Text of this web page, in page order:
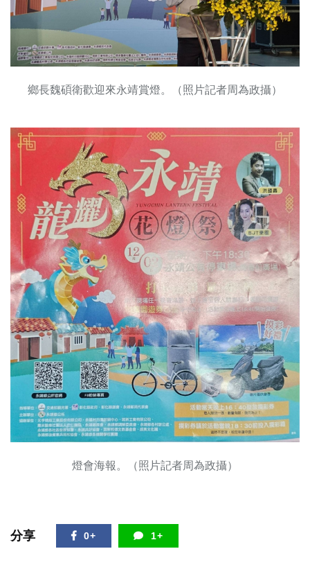
鄉長魏碩衛歡迎來永靖賞燈。（照片記者周為政攝）
燈會海報。（照片記者周為政攝）
分享 0+ 1+